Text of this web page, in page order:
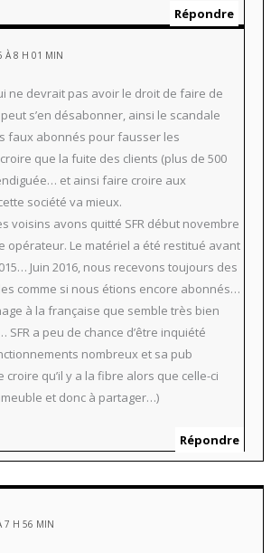
Répondre
À 8 H 01 MIN
ne devrait pas avoir le droit de faire de
s’en désabonner, ainsi le scandale
faux abonnés pour fausser les
que la fuite des clients (plus de 500
et ainsi faire croire aux
société va mieux.
voisins avons quitté SFR début novembre
opérateur. Le matériel a été restitué avant
Juin 2016, nous recevons toujours des
comme si nous étions encore abonnés…
à la française que semble très bien
SFR a peu de chance d’être inquiété
nombreux et sa pub
qu’il y a la fibre alors que celle-ci
et donc à partager…)
Répondre
7 H 56 MIN